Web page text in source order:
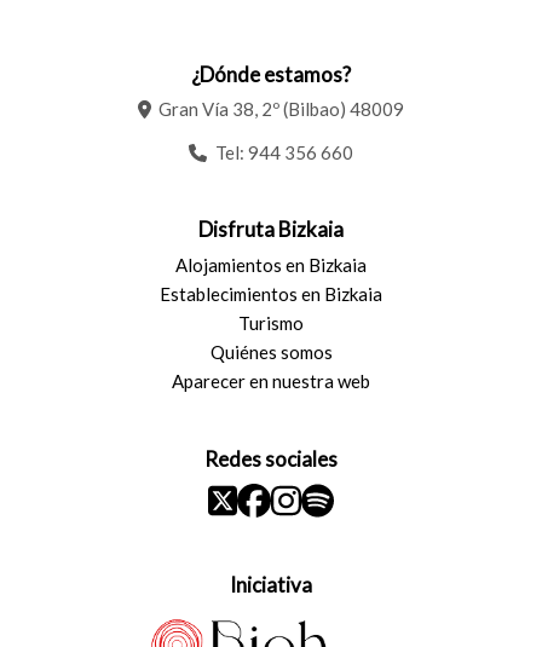
¿Dónde estamos?
Gran Vía 38, 2º (Bilbao) 48009
Tel: 944 356 660
Disfruta Bizkaia
Alojamientos en Bizkaia
Establecimientos en Bizkaia
Turismo
Quiénes somos
Aparecer en nuestra web
Redes sociales
Iniciativa